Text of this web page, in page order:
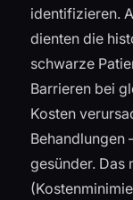
identifizieren.
dienten die
schwarze
Barrieren bei
Kosten
Behandlungen
gesünder. Das